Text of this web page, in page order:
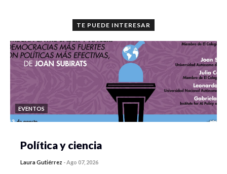
TE PUEDE INTERESAR
EVENTOS
Política y ciencia
Laura Gutiérrez -Ago 07, 2026